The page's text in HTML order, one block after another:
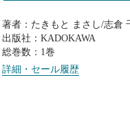
著者：たきもと まさし/志倉
出版社：KADOKAWA
総巻数：1巻
詳細・セール履歴